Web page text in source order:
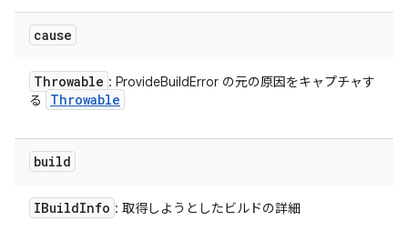
cause
Throwable : ProvideBuildError の元の原因をキャプチャす
る
Throwable
build
IBuildInfo : 取得しようとしたビルドの詳細